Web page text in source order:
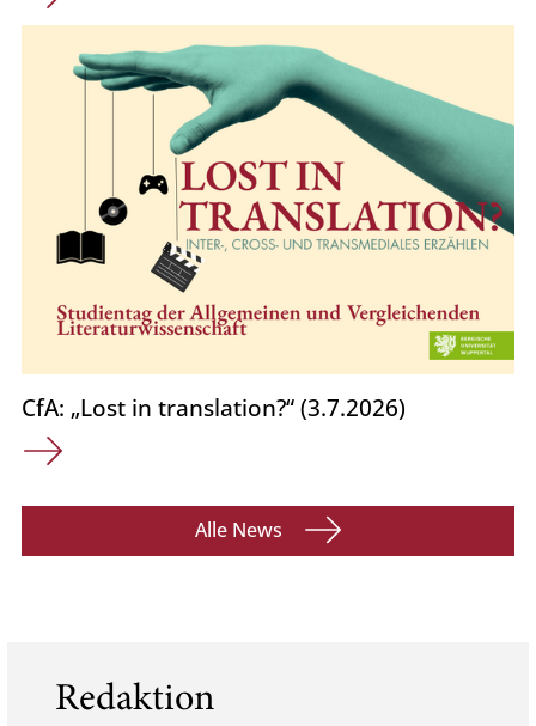
CfA: „Lost in translation?“ (3.7.2026)
Alle News
Redaktion